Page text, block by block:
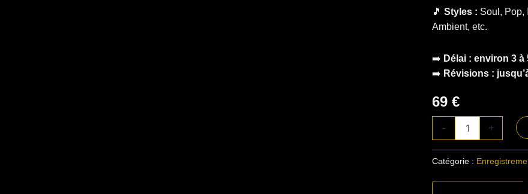
🎵 Styles : Soul, Pop,
Ambient, etc.
➡️ Délai : environ 3 à
➡️ Révisions :
69 €
-
numérique
+
Catégorie :